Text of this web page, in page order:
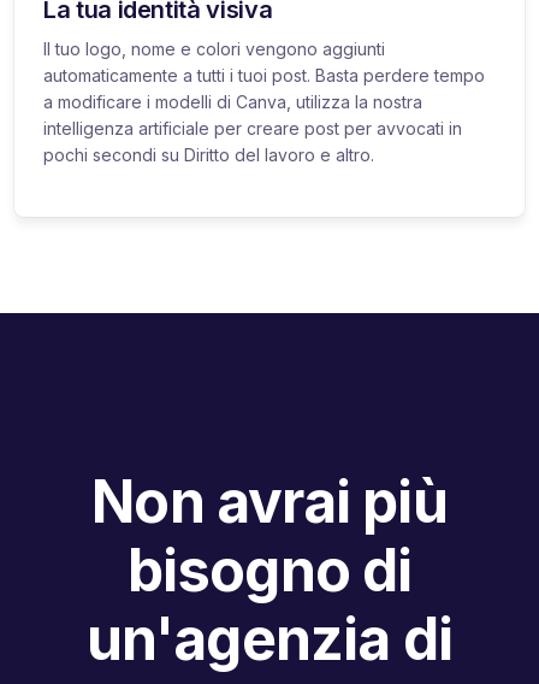
La tua identità visiva
Il tuo logo, nome e colori vengono aggiunti
automaticamente a tutti i tuoi post. Basta perdere tempo
a modificare i modelli di Canva, utilizza la nostra
intelligenza artificiale per creare post per avvocati in
pochi secondi su Diritto del lavoro e altro.
Non avrai più
bisogno di
un'agenzia di